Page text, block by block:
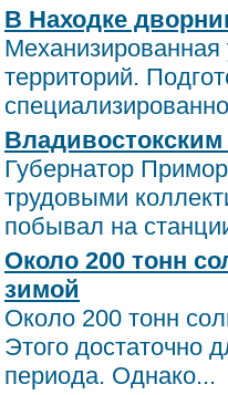
В Находке
территорий.
Губернатор
трудовыми
побывал на
Около 200 тонн
зимой
Около 200 тонн
Этого достаточно
периода. Однако...